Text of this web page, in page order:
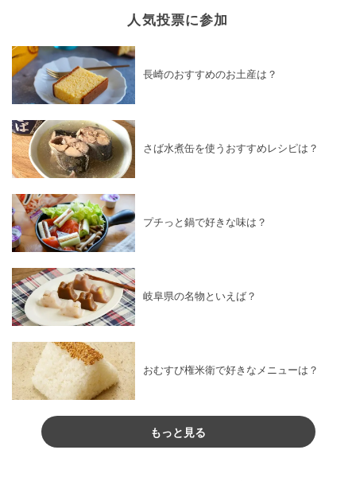
人気投票に参加
長崎のおすすめのお土産は？
さば水煮缶を使うおすすめレシピは？
プチっと鍋で好きな味は？
岐阜県の名物といえば？
おむすび権米衛で好きなメニューは？
もっと見る